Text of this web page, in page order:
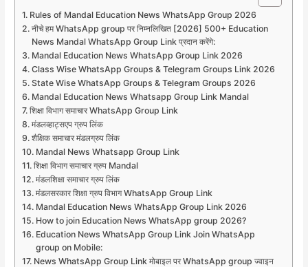
Rules of Mandal Education News WhatsApp Group 2026
नीचे हम WhatsApp group पर निम्नलिखित [2026] 500+ Education
News Mandal WhatsApp Group Link प्रदान करेंगे:
Mandal Education News WhatsApp Group Link 2026
Class Wise WhatsApp Groups & Telegram Groups Link 2026
State Wise WhatsApp Groups & Telegram Groups 2026
Mandal Education News Whatsapp Group Link Mandal
शिक्षा विभाग समाचार WhatsApp Group Link
मंडलव्हाट्सएप ग्रुप लिंक
शैक्षिक समाचार मंडलग्रुप लिंक
Mandal News Whatsapp Group Link
शिक्षा विभाग समाचार ग्रुप Mandal
मंडलशिक्षा समाचार ग्रुप लिंक
मंडलसरकार शिक्षा ग्रुप विभाग WhatsApp Group Link
Mandal Education News WhatsApp Group Link 2026
How to join Education News WhatsApp group 2026?
Education News WhatsApp Group Link Join WhatsApp
group on Mobile:
News WhatsApp Group Link मोबाइल पर WhatsApp group ज्वाइन